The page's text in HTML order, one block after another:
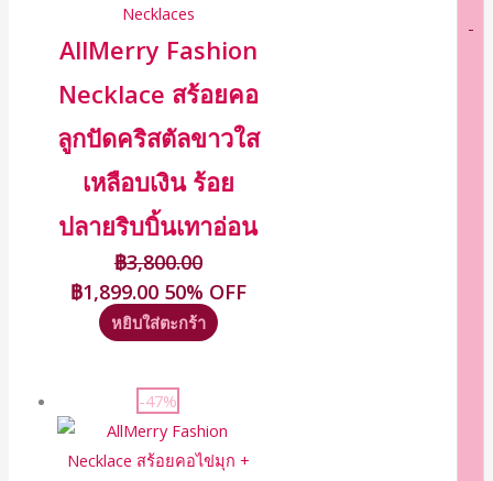
-
Necklaces
AllMerry Fashion
Necklace สร้อยคอ
ลูกปัดคริสตัลขาวใส
เหลือบเงิน ร้อย
ปลายริบบิ้นเทาอ่อน
฿3,800.00
฿1,899.00 50% OFF
หยิบใส่ตะกร้า
-47%